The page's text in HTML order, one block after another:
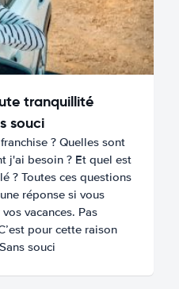
tranquillité
souci
? Quelles sont
j'ai besoin ? Et quel est
? Toutes ces questions
réponse si vous
vacances. Pas
pour cette raison
souci